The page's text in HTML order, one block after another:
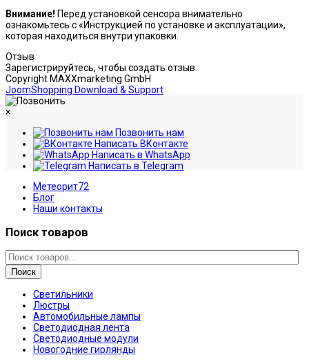
Внимание! Перед установкой сенсора внимательно
ознакомьтесь с «Инструкцией по установке и эксплуатации»,
которая находиться внутри упаковки.
Отзыв
Зарегистрируйтесь, чтобы создать отзыв.
Copyright MAXXmarketing GmbH
JoomShopping Download & Support
×
Позвонить нам
Написать ВКонтакте
Написать в WhatsApp
Написать в Telegram
Метеорит72
Блог
Наши контакты
Поиск товаров
Поиск
Светильники
Люстры
Автомобильные лампы
Светодиодная лента
Светодиодные модули
Новогодние гирлянды